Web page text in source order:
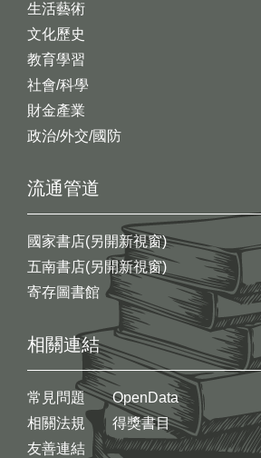
生活藝術
文化歷史
教育學習
社會/科學
財金產業
政治/外交/國防
流通管道
國家書店(另開新視窗)
五南書店(另開新視窗)
寄存圖書館
相關連結
常見問題
相關法規
友善連結
OpenData
得獎書目